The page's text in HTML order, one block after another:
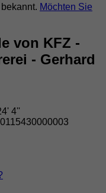
Möchten Sie
von KFZ -
- Gerhard
4''